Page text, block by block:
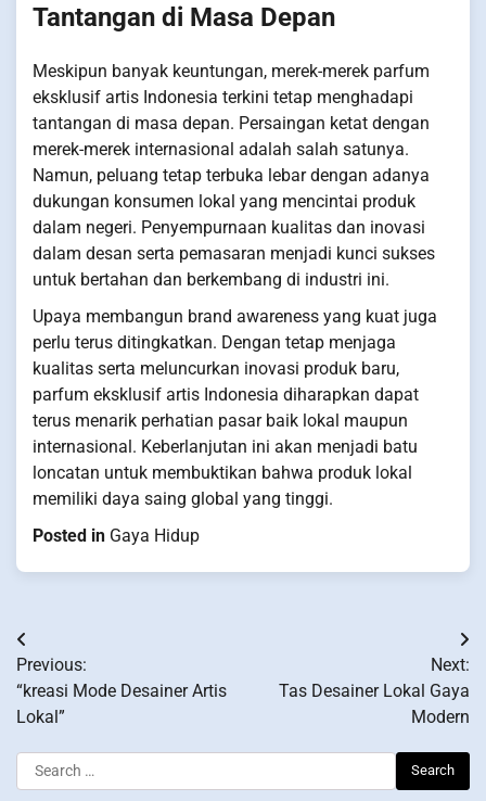
Tantangan di Masa Depan
Meskipun banyak keuntungan, merek-merek parfum
eksklusif artis Indonesia terkini tetap menghadapi
tantangan di masa depan. Persaingan ketat dengan
merek-merek internasional adalah salah satunya.
Namun, peluang tetap terbuka lebar dengan adanya
dukungan konsumen lokal yang mencintai produk
dalam negeri. Penyempurnaan kualitas dan inovasi
dalam desan serta pemasaran menjadi kunci sukses
untuk bertahan dan berkembang di industri ini.
Upaya membangun brand awareness yang kuat juga
perlu terus ditingkatkan. Dengan tetap menjaga
kualitas serta meluncurkan inovasi produk baru,
parfum eksklusif artis Indonesia diharapkan dapat
terus menarik perhatian pasar baik lokal maupun
internasional. Keberlanjutan ini akan menjadi batu
loncatan untuk membuktikan bahwa produk lokal
memiliki daya saing global yang tinggi.
Posted in Gaya Hidup
Post
navigation
Previous:
“kreasi Mode Desainer Artis
Lokal”
Next:
Tas Desainer Lokal Gaya
Modern
Search
for: